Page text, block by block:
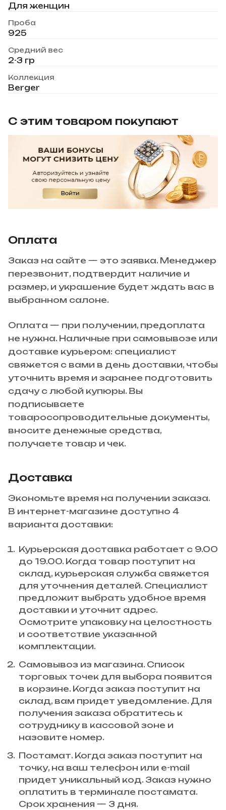
Для женщин
Проба
925
Средний вес
2-3 гр
Коллекция
Berger
С этим товаром покупают
Оплата
Заказ на сайте — это заявка. Менеджер
перезвонит, подтвердит наличие и
размер, и украшение будет ждать вас в
выбранном салоне.
Оплата — при получении, предоплата
не нужна. Наличные при самовывозе или
доставке курьером: специалист
свяжется с вами в день доставки, чтобы
уточнить время и заранее подготовить
сдачу с любой купюры. Вы
подписываете
товаросопроводительные документы,
вносите денежные средства,
получаете товар и чек.
Доставка
Экономьте время на получении заказа.
В интернет-магазине доступно 4
варианта доставки:
Курьерская доставка работает с 9.00
до 19.00. Когда товар поступит на
склад, курьерская служба свяжется
для уточнения деталей. Специалист
предложит выбрать удобное время
доставки и уточнит адрес.
Осмотрите упаковку на целостность
и соответствие указанной
комплектации.
Самовывоз из магазина. Список
торговых точек для выбора появится
в корзине. Когда заказ поступит на
склад, вам придет уведомление. Для
получения заказа обратитесь к
сотруднику в кассовой зоне и
назовите номер.
Постамат. Когда заказ поступит на
точку, на ваш телефон или e-mail
придет уникальный код. Заказ нужно
оплатить в терминале постамата.
Срок хранения — 3 дня.